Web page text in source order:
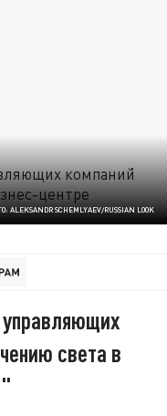
ALEKSANDR SCHEMLYAEV/RUSSIAN LOOK
управляющих
света в